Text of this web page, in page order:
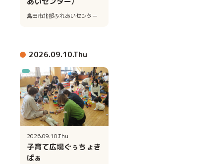
島田市北部ふれあいセンター
2026.09.10.Thu
2026.09.10.Thu
子育て広場ぐぅちょき
ぱぁ